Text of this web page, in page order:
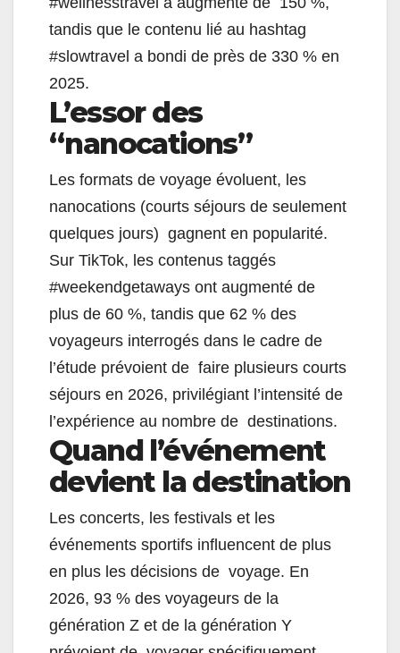
tandis que le contenu lié au hashtag
#slowtravel a bondi de près de 330 % en
2025.
L’essor des
“nanocations”
Les formats de voyage évoluent, les
nanocations (courts séjours de seulement
quelques jours) gagnent en popularité.
Sur TikTok, les contenus taggés
#weekendgetaways ont augmenté de
plus de 60 %, tandis que 62 % des
voyageurs interrogés dans le cadre de
l’étude prévoient de faire plusieurs courts
séjours en 2026, privilégiant l’intensité de
l’expérience au nombre de destinations.
Quand l’événement
devient la destination
Les concerts, les festivals et les
événements sportifs influencent de plus
en plus les décisions de voyage. En
2026, 93 % des voyageurs de la
génération Z et de la génération Y